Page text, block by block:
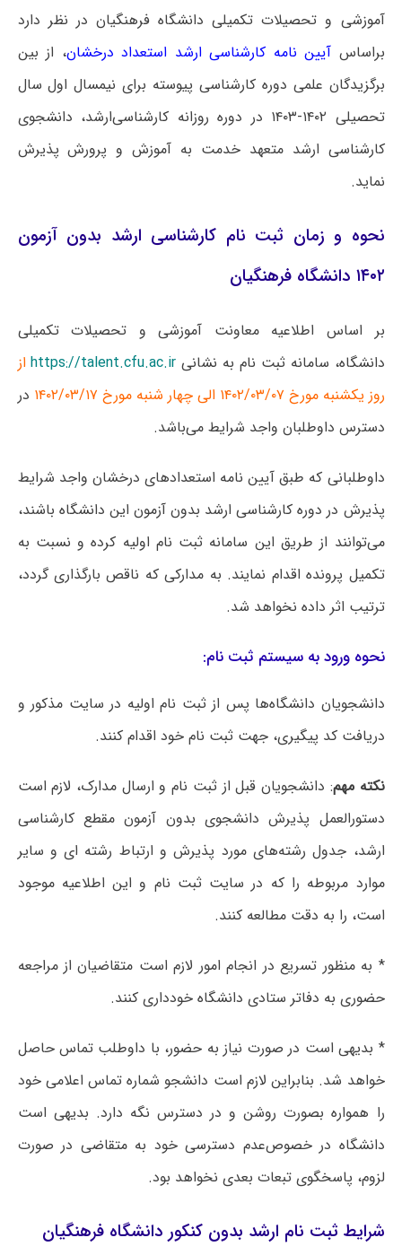
آموزشی و تحصیلات تکمیلی دانشگاه فرهنگیان در نظر دارد
براساس آیین نامه کارشناسی ارشد استعداد درخشان، از بین
برگزیدگان علمی دوره کارشناسی پیوسته برای نیمسال اول سال
تحصیلی ۱۴۰۲-۱۴۰۳ در دوره روزانه کارشناسی‌ارشد، دانشجوی
کارشناسی ارشد متعهد خدمت به آموزش و پرورش پذیرش
نماید.
نحوه و زمان ثبت نام کارشناسی ارشد بدون آزمون
۱۴۰۲ دانشگاه فرهنگیان
بر اساس اطلاعیه معاونت آموزشی و تحصیلات تکمیلی
دانشگاه، سامانه ثبت نام به نشانی https://talent.cfu.ac.ir از
روز یکشنبه مورخ ۱۴۰۲/۰۳/۰۷ الی چهار شنبه مورخ ۱۴۰۲/۰۳/۱۷
در
دسترس داوطلبان واجد شرایط می‌باشد.
داوطلبانی که طبق آیین نامه استعدادهای درخشان واجد شرایط
پذیرش در دوره کارشناسی ارشد بدون آزمون این دانشگاه باشند،
می‌توانند از طریق این سامانه ثبت نام اولیه کرده و نسبت به
تکمیل پرونده اقدام نمایند. به مدارکی که ناقص بارگذاری گردد،
ترتیب اثر داده نخواهد شد.
نحوه ورود به سیستم ثبت نام:
دانشجویان دانشگاه‌ها پس از ثبت نام اولیه در سایت مذکور و
دریافت کد پیگیری، جهت ثبت نام خود اقدام کنند.
نکته مهم: دانشجویان قبل از ثبت نام و ارسال مدارک، لازم است
دستورالعمل پذیرش دانشجوی بدون آزمون مقطع کارشناسی
ارشد، جدول رشته‌های مورد پذیرش و ارتباط رشته ای و سایر
موارد مربوطه را که در سایت ثبت نام و این اطلاعیه موجود
است، را به دقت مطالعه کنند.
* به منظور تسریع در انجام امور لازم است متقاضیان از مراجعه
حضوری به دفاتر ستادی دانشگاه خودداری کنند.
* بدیهی است در صورت نیاز به حضور، با داوطلب تماس حاصل
خواهد شد. بنابراین لازم است دانشجو شماره تماس اعلامی خود
را همواره بصورت روشن و در دسترس نگه دارد. بدیهی است
دانشگاه در خصوص‌عدم دسترسی خود به متقاضی در صورت
لزوم، پاسخگوی تبعات بعدی نخواهد بود.
شرایط ثبت نام ارشد بدون کنکور دانشگاه فرهنگیان